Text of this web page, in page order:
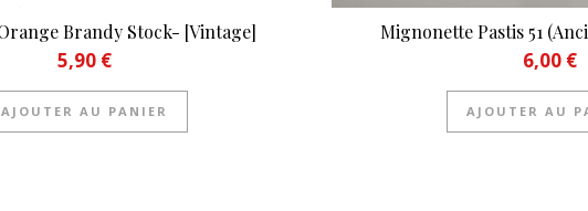
Brandy Stock- [Vintage]
5,90 €
AJOUTER AU PANIER
Mignonette Pastis 51
6,00 €
AJOUTER AU